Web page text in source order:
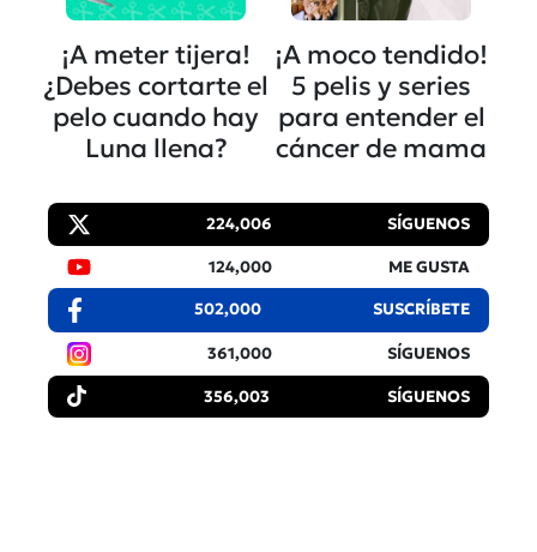
¡A meter tijera!
¿Debes cortarte el
pelo cuando hay
Luna llena?
¡A moco tendido!
5 pelis y series
para entender el
cáncer de mama
224,006 SÍGUENOS
124,000 ME GUSTA
502,000 SUSCRÍBETE
361,000 SÍGUENOS
356,003 SÍGUENOS